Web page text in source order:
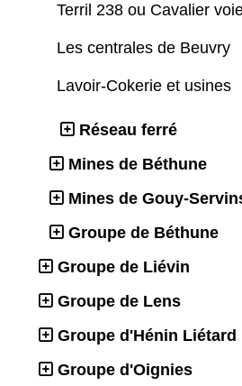
Terril 238 ou Cavalier
Les centrales de Beuvry
Lavoir-Cokerie et usines
Réseau ferré
Mines de Béthune
Mines de Gouy-
Groupe de Béthune
Groupe de Liévin
Groupe de Lens
Groupe d'Hénin Liétard
Groupe d'Oignies